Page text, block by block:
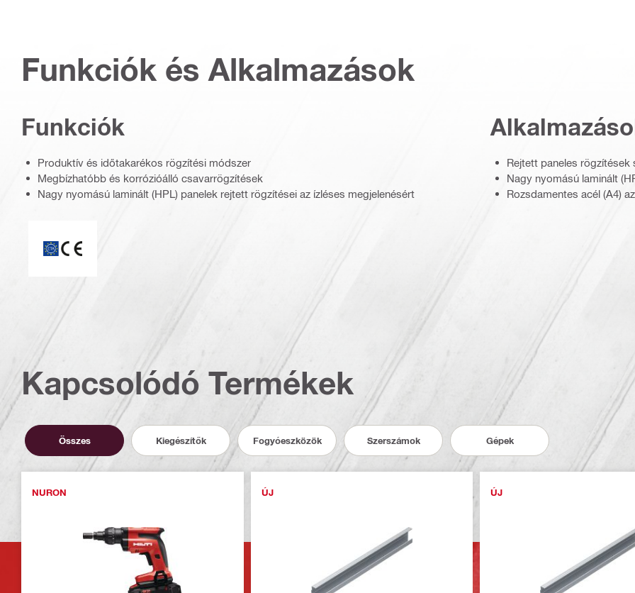
Funkciók és Alkalmazások
Funkciók
Produktív és időtakarékos rögzítési módszer
Megbízhatóbb és korrózióálló csavarrögzítések
Nagy nyomású laminált (HPL) panelek rejtett rögzítései az ízléses megjelenésért
Rejtett paneles
Nagy nyomású laminált
Rozsdamentes acél (A4)
Kapcsolódó Termékek
Összes Kiegészítők Fogyóeszközök Szerszámok Gépek
NURON ÚJ ÚJ